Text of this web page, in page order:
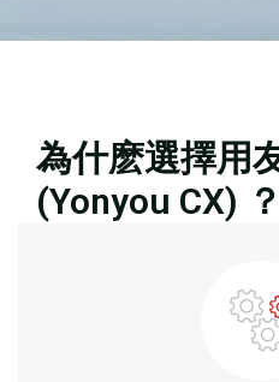
為什麽選擇用
(Yonyou CX) ？